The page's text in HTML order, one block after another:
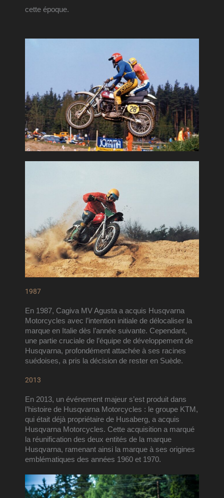
cette époque.
1987
En 1987, Cagiva MV Agusta a acquis Husqvarna
Motorcycles avec l’intention initiale de délocaliser la
marque en Italie dès l’année suivante. Cependant,
une partie cruciale de l’équipe de développement de
Husqvarna, profondément attachée à ses racines
suédoises, a pris la décision de rester en Suède.
2013
En 2013, un événement majeur s’est produit dans
l’histoire de Husqvarna Motorcycles : le groupe KTM,
qui était déjà propriétaire de Husaberg, a acquis
Husqvarna Motorcycles. Cette acquisition a marqué
la réunification des deux entités de la marque
Husqvarna, ramenant ainsi la marque à ses origines
emblématiques des années 1960 et 1970.